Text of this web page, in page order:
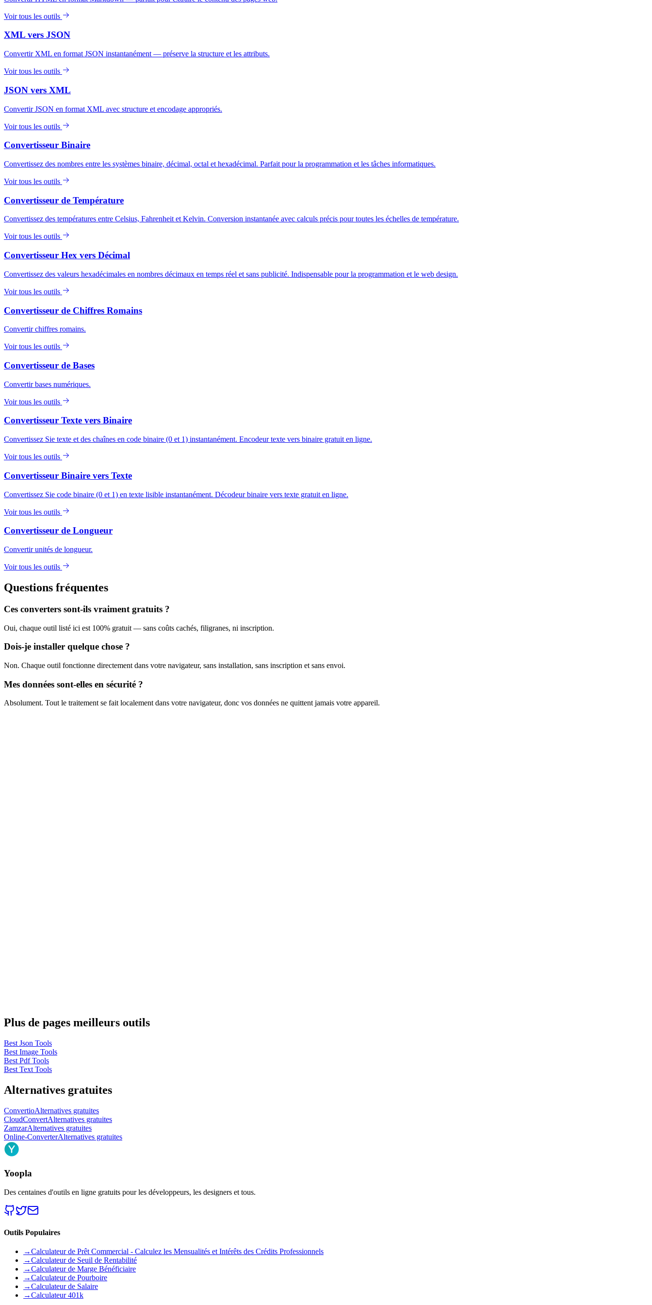
Voir tous les outils
XML vers JSON
Convertir XML en format JSON instantanément — préserve la structure et les attributs.
Voir tous les outils
JSON vers XML
Convertir JSON en format XML avec structure et encodage appropriés.
Voir tous les outils
Convertisseur Binaire
Convertissez des nombres entre les systèmes binaire, décimal, octal et hexadécimal. Parfait pour la programmation et les tâches informatiques.
Voir tous les outils
Convertisseur de Température
Convertissez des températures entre Celsius, Fahrenheit et Kelvin. Conversion instantanée avec calculs précis pour toutes les échelles de température.
Voir tous les outils
Convertisseur Hex vers Décimal
Convertissez des valeurs hexadécimales en nombres décimaux en temps réel et sans publicité. Indispensable pour la programmation et le web design.
Voir tous les outils
Convertisseur de Chiffres Romains
Convertir chiffres romains.
Voir tous les outils
Convertisseur de Bases
Convertir bases numériques.
Voir tous les outils
Convertisseur Texte vers Binaire
Convertissez Sie texte et des chaînes en code binaire (0 et 1) instantanément. Encodeur texte vers binaire gratuit en ligne.
Voir tous les outils
Convertisseur Binaire vers Texte
Convertissez Sie code binaire (0 et 1) en texte lisible instantanément. Décodeur binaire vers texte gratuit en ligne.
Voir tous les outils
Convertisseur de Longueur
Convertir unités de longueur.
Voir tous les outils
Questions fréquentes
Ces converters sont-ils vraiment gratuits ?
Oui, chaque outil listé ici est 100% gratuit — sans coûts cachés, filigranes, ni inscription.
Dois-je installer quelque chose ?
Non. Chaque outil fonctionne directement dans votre navigateur, sans installation, sans inscription et sans envoi.
Mes données sont-elles en sécurité ?
Absolument. Tout le traitement se fait localement dans votre navigateur, donc vos données ne quittent jamais votre appareil.
Plus de pages meilleurs outils
Best Json Tools
Best Image Tools
Best Pdf Tools
Best Text Tools
Alternatives gratuites
ConvertioAlternatives gratuites
CloudConvertAlternatives gratuites
ZamzarAlternatives gratuites
Online-ConverterAlternatives gratuites
Yoopla
Des centaines d'outils en ligne gratuits pour les développeurs, les designers et tous.
Outils Populaires
→Calculateur de Prêt Commercial - Calculez les Mensualités et Intérêts des Crédits Professionnels
→Calculateur de Seuil de Rentabilité
→Calculateur de Marge Bénéficiaire
→Calculateur de Pourboire
→Calculateur de Salaire
→Calculateur 401k